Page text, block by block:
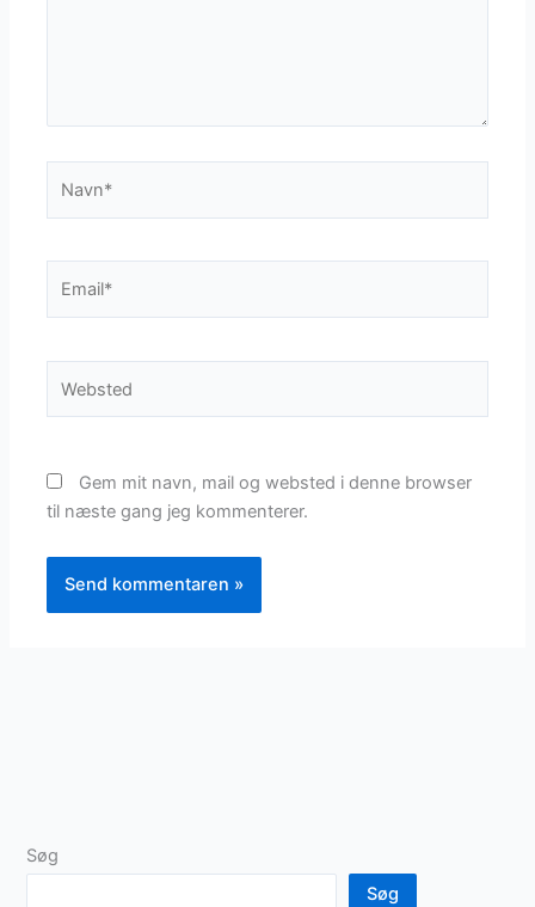
Gem mit navn, mail og websted i denne browser
til næste gang jeg kommenterer.
Søg
Søg